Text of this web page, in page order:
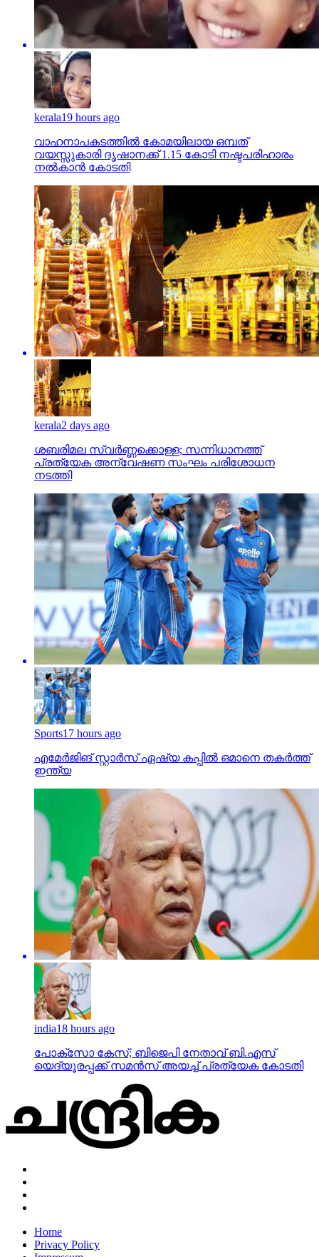
kerala19 hours ago
വാഹനാപകടത്തില്‍ കോമയിലായ ഒമ്പത്
വയസ്സുകാരി ദൃഷാനക്ക് 1.15 കോടി നഷ്ടപരിഹാരം
നല്‍കാന്‍ കോടതി
kerala2 days ago
ശബരിമല സ്വര്‍ണ്ണക്കൊള്ള; സന്നിധാനത്ത്
പ്രത്യേക അന്വേഷണ സംഘം പരിശോധന
നടത്തി
Sports17 hours ago
എമേര്‍ജിങ് സ്റ്റാര്‍സ് ഏഷ്യ കപ്പില്‍ ഒമാനെ തകര്‍ത്ത്
ഇന്ത്യ
india18 hours ago
പോക്‌സോ കേസ്; ബിജെപി നേതാവ് ബി.എസ്
യെദ്യൂരപ്പക്ക് സമന്‍സ് അയച്ച് പ്രത്യേക കോടതി
Home
Privacy Policy